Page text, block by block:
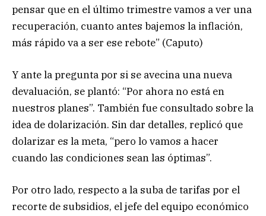
pensar que en el último trimestre vamos a ver una
recuperación, cuanto antes bajemos la inflación,
más rápido va a ser ese rebote” (Caputo)
Y ante la pregunta por si se avecina una nueva
devaluación, se plantó: “Por ahora no está en
nuestros planes”. También fue consultado sobre la
idea de dolarización. Sin dar detalles, replicó que
dolarizar es la meta, “pero lo vamos a hacer
cuando las condiciones sean las óptimas”.
Por otro lado, respecto a la suba de tarifas por el
recorte de subsidios, el jefe del equipo económico